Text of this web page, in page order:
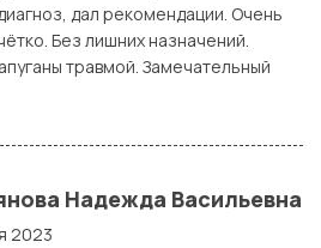
дал рекомендации. Очень
Без лишних назначений.
травмой. Замечательный
Надежда Васильевна
2023